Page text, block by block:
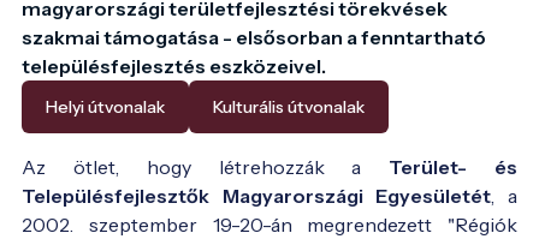
magyarországi területfejlesztési törekvések
szakmai támogatása - elsősorban a fenntartható
településfejlesztés eszközeivel.
Helyi útvonalak Kulturális útvonalak
Az ötlet, hogy létrehozzák a Terület- és
Településfejlesztők Magyarországi Egyesületét , a
2002. szeptember 19-20-án megrendezett "Régiók